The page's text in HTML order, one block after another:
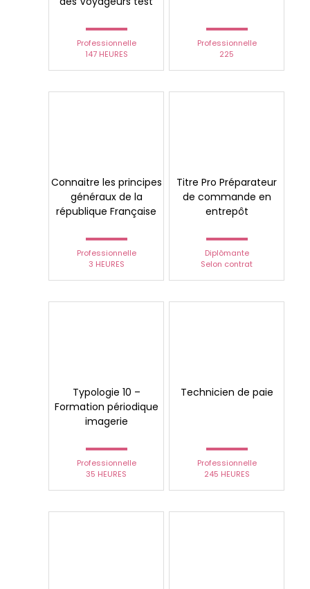
Professionnelle
147 HEURES
Professionnelle
225
Connaitre les principes
généraux de la
république Française
Professionnelle
3 HEURES
Titre Pro Préparateur
de commande en
entrepôt
Diplômante
Selon contrat
Typologie 10 –
Formation périodique
imagerie
Professionnelle
35 HEURES
Technicien de paie
Professionnelle
245 HEURES